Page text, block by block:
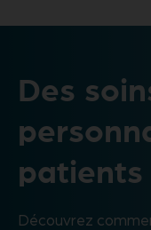
Des
patients
Découvrez